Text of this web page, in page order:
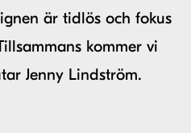
är tidlös och fokus
kommer vi
Jenny Lindström.